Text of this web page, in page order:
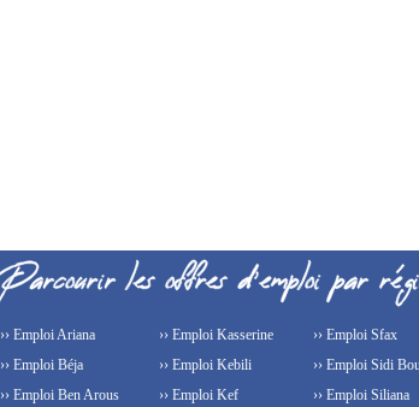
›› Emploi Ariana
›› Emploi Béja
›› Emploi Ben Arous
›› Emploi Kasserine
›› Emploi Kebili
›› Emploi Kef
›› Emploi Sfax
›› Emploi Sidi
›› Emploi Siliana